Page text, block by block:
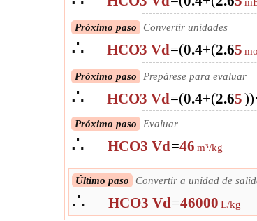
Próximo paso Convertir unidades
∴ HCO3 Vd=(0.4+(2.65
Próximo paso Prepárese para evaluar
∴ HCO3 Vd=(0.4+(2.65))⋅
Próximo paso Evaluar
∴ HCO3 Vd=46 m³/kg
Último paso Convertir a unidad de
∴ HCO3 Vd=46000 L/kg